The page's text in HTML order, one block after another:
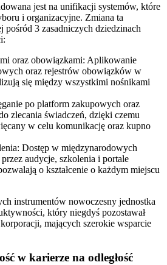
jest na unifikacji systemów, które
i organizacyjne. Zmiana ta
pośród 3 zasadniczych dziedzinach
oraz obowiązkami: Aplikowanie
oraz rejestrów obowiązków w
się między wszystkimi nośnikami
po platform zakupowych oraz
zlecania świadczeń, dzięki czemu
w celu komunikację oraz kupno
Dostęp w międzynarodowych
audycje, szkolenia i portale
o kształcenie o każdym miejscu
instrumentów nowoczesny jednostka
który niegdyś pozostawał
mających szerokie wsparcie
w karierze na odległość